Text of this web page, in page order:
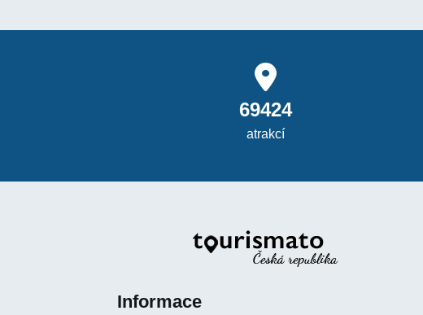
69424
atrakcí
Informace